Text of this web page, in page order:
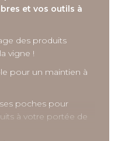
et vos outils à
des produits
vigne !
pour un maintien à
poches pour
à votre portée de